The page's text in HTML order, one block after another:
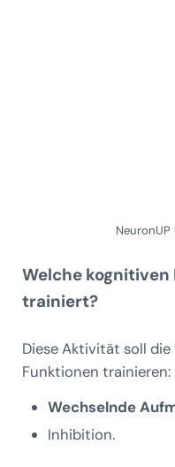
Welche
trainiert?
Diese Aktivität soll
Funktionen trainieren:
Wechselnde
Inhibition.